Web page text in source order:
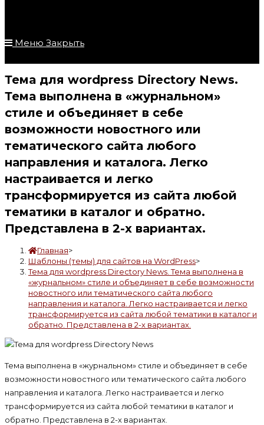
Меню Закрыть
Тема для wordpress Directory News.
Тема выполнена в «журнальном»
стиле и объединяет в себе
возможности новостного или
тематического сайта любого
направления и каталога. Легко
настраивается и легко
трансформируется из сайта любой
тематики в каталог и обратно.
Представлена в 2-х вариантах.
Главная>
Шаблоны (темы) для сайтов на WordPress>
Тема для wordpress Directory News. Тема выполнена в
«журнальном» стиле и объединяет в себе возможности
новостного или тематического сайта любого
направления и каталога. Легко настраивается и легко
трансформируется из сайта любой тематики в каталог и
обратно. Представлена в 2-х вариантах.
Тема выполнена в «журнальном» стиле и объединяет в себе
возможности новостного или тематического сайта любого
направления и каталога. Легко настраивается и легко
трансформируется из сайта любой тематики в каталог и
обратно. Представлена в 2-х вариантах.